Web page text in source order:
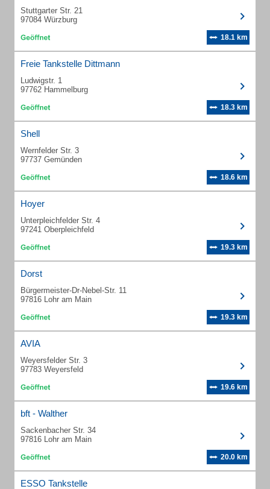
Stuttgarter Str. 21
97084 Würzburg
18.1 km
Freie Tankstelle Dittmann
Ludwigstr. 1
97762 Hammelburg
18.3 km
Shell
Wernfelder Str. 3
97737 Gemünden
18.6 km
Hoyer
Unterpleichfelder Str. 4
97241 Oberpleichfeld
19.3 km
Dorst
Bürgermeister-Dr-Nebel-Str. 11
97816 Lohr am Main
19.3 km
AVIA
Weyersfelder Str. 3
97783 Weyersfeld
19.6 km
bft - Walther
Sackenbacher Str. 34
97816 Lohr am Main
20.0 km
ESSO Tankstelle